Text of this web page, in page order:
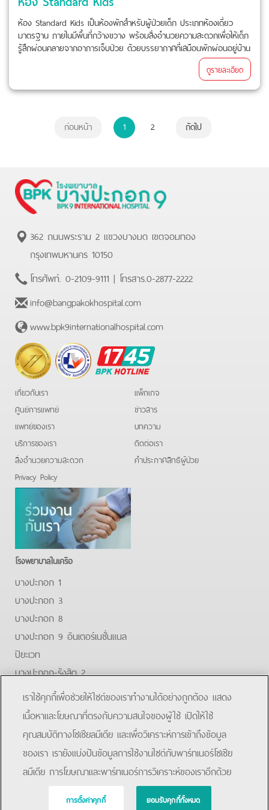
ห้อง Standard Kids เป็นห้องพักสำหรับผู้ป่วยเด็ก ประเภทห้องเดี่ยว
มาตรฐาน ภายในมีพื้นที่กว้างขวาง พร้อมสิ่งอำนวยความสะดวกเพื่อให้เด็ก
รู้สึกผ่อนคลายจากอาการเจ็บป่วย ด้วยบรรยากาศที่เสมือนพักผ่อนอยู่บ้าน
ดูรายละเอียด
ก่อนหน้า 1 2 ถัดไป
362 ถนนพระราม 2 แขวงบางมด เขตจอมทอง
กรุงเทพมหานคร 10150
โทรศัพท์. 0-2109-9111 | โทรสาร.0-2877-2222
info@bangpakokhospital.com
www.bpk9internationalhospital.com
BPK
Hotline
เกี่ยวกับเรา
ศูนย์การแพทย์
แพทย์ของเรา
บริการของเรา
สิ่งอำนวยความสะดวก
Privacy Policy
แพ็กเกจ
ข่าวสาร
บทความ
ติดต่อเรา
คําประกาศสิทธิผู้ป่วย
โรงพยาบาลในเครือ
บางปะกอก 1
บางปะกอก 3
บางปะกอก 8
บางปะกอก 9 อินเตอร์เนชั่นแนล
ปิยะเวท
บางปะกอก-รังสิต 2
บางปะกอกสมุทรปราการ
FacebookYoutubeLine
โรงพยาบาลบางปะกอก 9 อินเตอร์เนชั่นแนล
Copyright © 2019 Bangpakok Hospital All rights reserved.
เราใช้คุกกี้เพื่อช่วยให้ไซต์ของเราทำงานได้อย่างถูกต้อง แสดง
เนื้อหาและโฆษณาที่ตรงกับความสนใจของผู้ใช้ เปิดให้ใช้
คุณสมบัติทางโซเชียลมีเดีย และเพื่อวิเคราะห์การเข้าถึงข้อมูล
ของเรา เรายังแบ่งปันข้อมูลการใช้งานไซต์กับพาร์ทเนอร์โซเชีย
ลมีเดีย การโฆษณาและพาร์ทเนอร์การวิเคราะห์ของเราอีกด้วย
การตั้งค่าคุกกี้ ยอมรับคุกกี้ทั้งหมด